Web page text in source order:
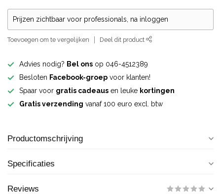
Prijzen zichtbaar voor professionals, na inloggen
Toevoegen om te vergelijken Deel dit product
Advies nodig? Bel ons op 046-4512389
Besloten Facebook-groep voor klanten!
Spaar voor gratis cadeaus en leuke kortingen
Gratis verzending vanaf 100 euro excl. btw
Productomschrijving
Specificaties
Reviews